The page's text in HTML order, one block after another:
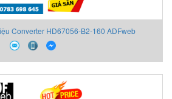
Converter HD67056-B2-160 ADFweb